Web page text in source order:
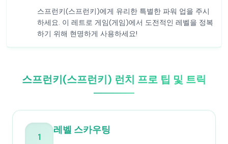
스프런키(스프런키)에게 유리한 특별한 파워 업을 주시
하세요. 이 레트로 게임(게임)에서 도전적인 레벨을 정복
하기 위해 현명하게 사용하세요!
스프런키(스프런키) 런치 프로 팁 및 트릭
1
레벨 스카우팅